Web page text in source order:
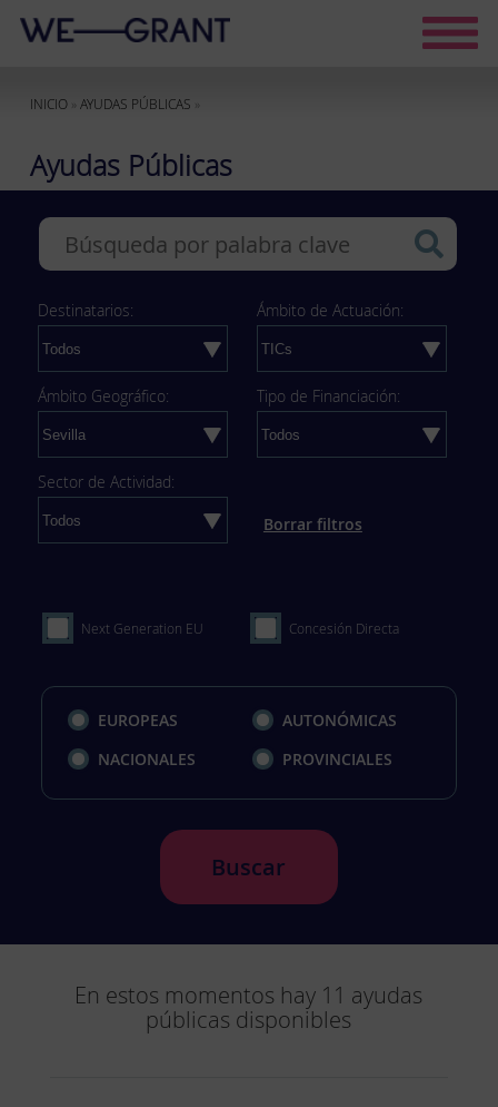
INICIO» AYUDAS PÚBLICAS
Ayudas Públicas
Destinatarios: Ámbito de Actuación:
Ámbito Geográfico: Tipo de Financiación:
Sector de Actividad:
Borrar filtros
Next Generation EU Concesión Directa
EUROPEAS
NACIONALES
AUTONÓMICAS
PROVINCIALES
Buscar
En estos momentos hay 11 ayudas
públicas disponibles